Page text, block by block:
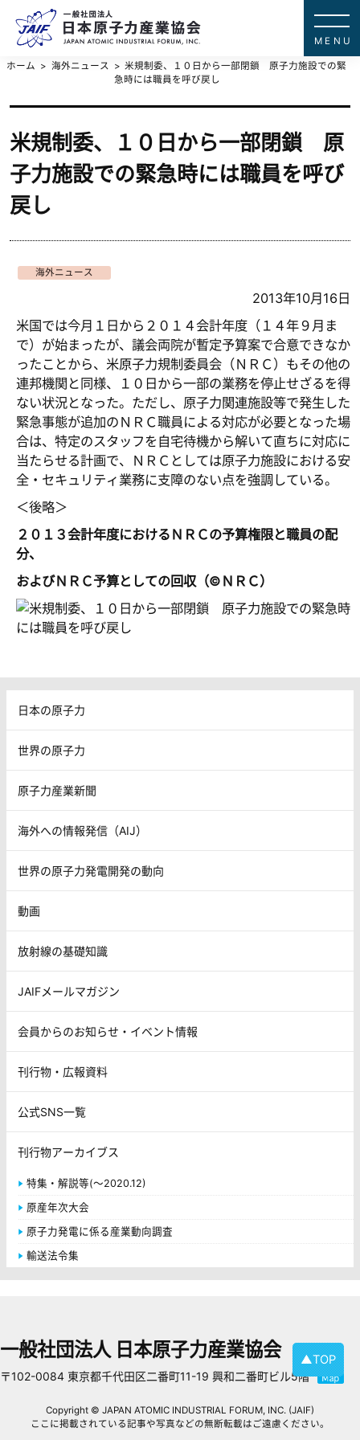
ホーム 海外ニュース
米規制委、１０日から一部閉鎖 原子力施設での緊
急時には職員を呼び戻し
米規制委、１０日から一部閉鎖 原
子力施設での緊急時には職員を呼び
戻し
海外ニュース
2013年10月16日
米国では今月１日から２０１４会計年度（１４年９月ま
で）が始まったが、議会両院が暫定予算案で合意できなか
ったことから、米原子力規制委員会（ＮＲＣ）もその他の
連邦機関と同様、１０日から一部の業務を停止せざるを得
ない状況となった。ただし、原子力関連施設等で発生した
緊急事態が追加のＮＲＣ職員による対応が必要となった場
合は、特定のスタッフを自宅待機から解いて直ちに対応に
当たらせる計画で、ＮＲＣとしては原子力施設における安
全・セキュリティ業務に支障のない点を強調している。
＜後略＞
２０１３会計年度におけるＮＲＣの予算権限と職員の配
分、
およびＮＲＣ予算としての回収（©ＮＲＣ）
日本の原子力
世界の原子力
原子力産業新聞
海外への情報発信（AIJ）
世界の原子力発電開発の動向
動画
放射線の基礎知識
JAIFメールマガジン
会員からのお知らせ・イベント情報
刊行物・広報資料
公式SNS一覧
刊行物アーカイブス
特集・解説等(～2020.12)
原産年次大会
原子力発電に係る産業動向調査
輸送法令集
▲TOP
一般社団法人 日本原子力産業協会
〒102-0084 東京都千代田区二番町11-19 興和二番町ビル5階
Copyright © JAPAN ATOMIC INDUSTRIAL FORUM, INC. (JAIF)
ここに掲載されている記事や写真などの無断転載はご遠慮ください。